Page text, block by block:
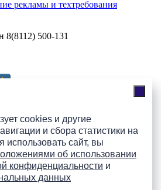
cookies и другие
и сбора статистики на
использовать сайт, вы
об использовании
конфиденциальности и
данных
рекламы и техтребования
8(8112) 500-131